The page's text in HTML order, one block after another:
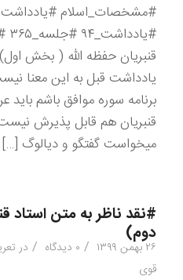
#مشخصات_اسلام
قنبریان حفظه الله ( بخش
یادداشت قبل به این معنا
برنامه سوره موافق باشم
میخواست گفتگو و دیالوگ […]
#نقد ناظر به متن استاد
دوم)
۲۶ بهمن ۱۳۹۹ / ۰ دیدگاه / در
قوی